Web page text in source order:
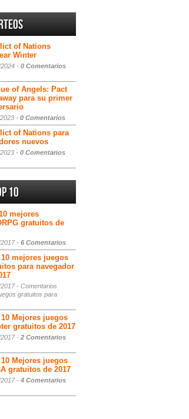
of Nations
Winter
- 0 Comentarios
of Angels: Pact
para su primer
- 0 Comentarios
of Nations para
nuevos
- 0 Comentarios
10
mejores
gratuitos de
- 6 Comentarios
10 mejores juegos
para navegador
- Comentarios
gratuitos para
10 Mejores juegos
gratuitos de 2017
- 2 Comentarios
10 Mejores juegos
gratuitos de 2017
- 4 Comentarios